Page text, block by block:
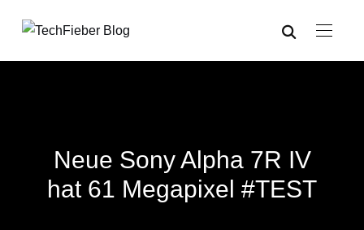
Neue Sony Alpha 7R IV
hat 61 Megapixel #TEST